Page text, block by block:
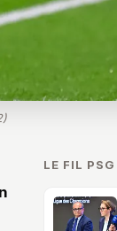
LE FIL PSG